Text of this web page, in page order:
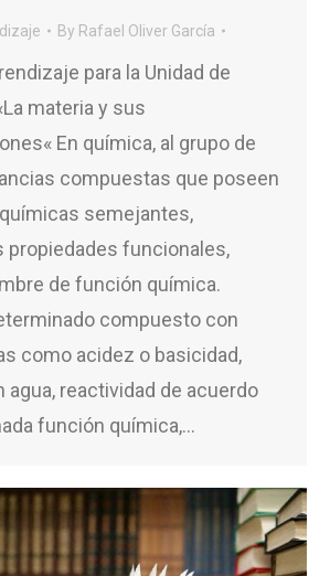
By Rafael Oliver García
para la Unidad de
materia y sus
En química, al grupo de
compuestas que poseen
semejantes,
propiedades funcionales,
de función química.
compuesto con
como acidez o basicidad,
agua, reactividad de acuerdo
función química,…